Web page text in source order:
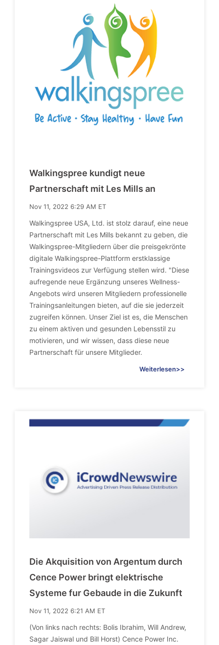
Walkingspree kundigt neue
Partnerschaft mit Les Mills an
Nov 11, 2022 6:29 AM ET
Walkingspree USA, Ltd. ist stolz darauf, eine neue
Partnerschaft mit Les Mills bekannt zu geben, die
Walkingspree-Mitgliedern über die preisgekrönte
digitale Walkingspree-Plattform erstklassige
Trainingsvideos zur Verfügung stellen wird. "Diese
aufregende neue Ergänzung unseres Wellness-
Angebots wird unseren Mitgliedern professionelle
Trainingsanleitungen bieten, auf die sie jederzeit
zugreifen können. Unser Ziel ist es, die Menschen
zu einem aktiven und gesunden Lebensstil zu
motivieren, und wir wissen, dass diese neue
Partnerschaft für unsere Mitglieder.
Weiterlesen>>
Die Akquisition von Argentum durch
Cence Power bringt elektrische
Systeme fur Gebaude in die Zukunft
Nov 11, 2022 6:21 AM ET
(Von links nach rechts: Bolis Ibrahim, Will Andrew,
Sagar Jaiswal und Bill Horst) Cence Power Inc.